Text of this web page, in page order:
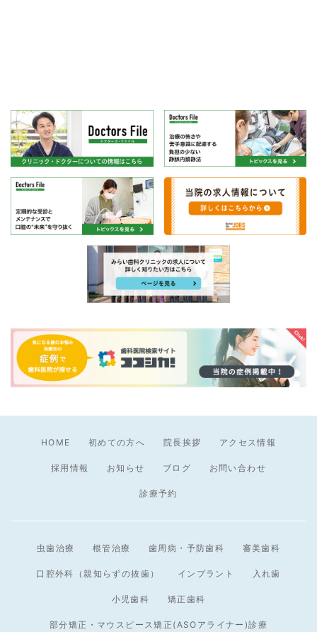
HOME 初めての方へ 院長挨拶 アクセス情報
採用情報 お知らせ ブログ お問い合わせ
診療予約
虫歯治療 根管治療 歯周病・予防歯科 審美歯科
口腔外科（親知らずの抜歯） インプラント 入れ歯
小児歯科 矯正歯科
部分矯正・マウスピース矯正(ASOアライナー)診療